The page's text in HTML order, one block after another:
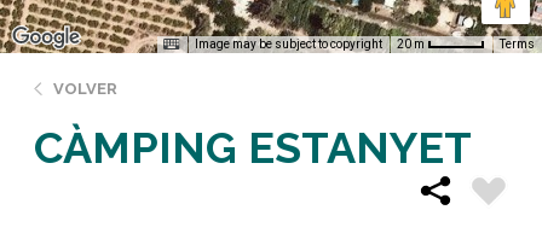
Image may be subject to copyright 20 m Terms
VOLVER
CÀMPING ESTANYET